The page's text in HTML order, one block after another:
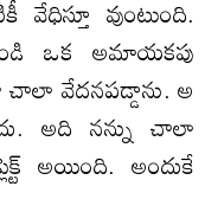
వుంటుంది.
ఒక అమాయకపు
వేదనపడ్డాను. అ
అది నన్ను చాలా
అయింది. అందుకే